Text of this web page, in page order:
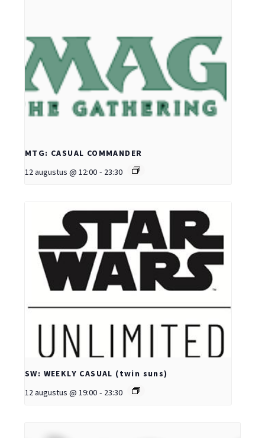
MTG: CASUAL COMMANDER
12 augustus @ 12:00 - 23:30
SW: WEEKLY CASUAL (twin suns)
12 augustus @ 19:00 - 23:30